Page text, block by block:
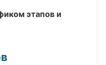
этапов и